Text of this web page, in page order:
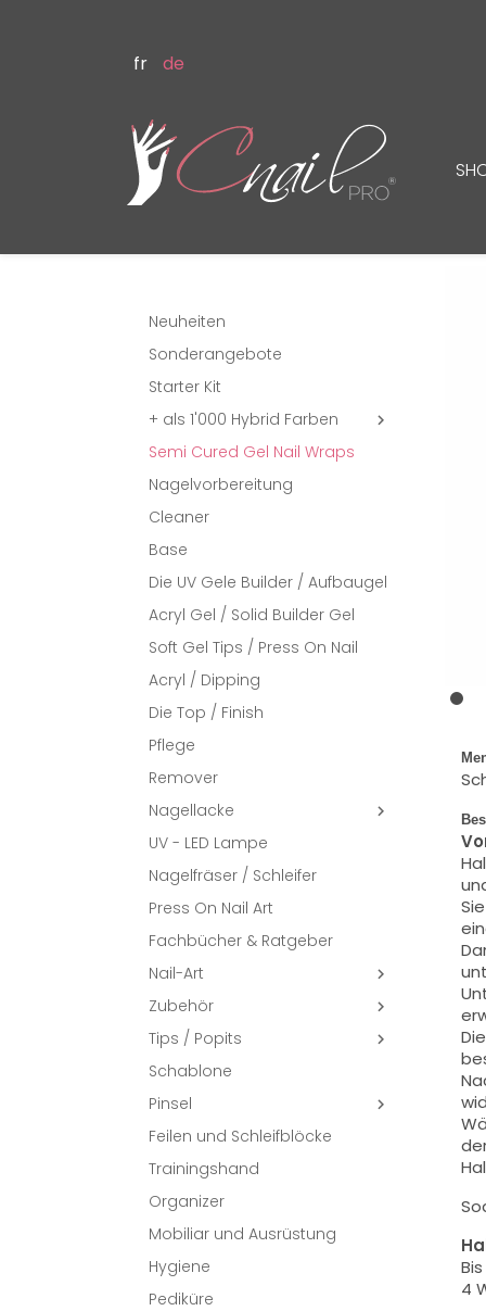
fr de
Neuheiten
Sonderangebote
Starter Kit
+ als 1'000 Hybrid Farben

Semi Cured Gel Nail Wraps
Nagelvorbereitung
Cleaner
Base
Die UV Gele Builder / Aufbaugel
Acryl Gel / Solid Builder Gel
Soft Gel Tips / Press On Nail
Acryl / Dipping
Die Top / Finish
Pflege
Remover
Nagellacke

UV - LED Lampe
Nagelfräser / Schleifer
Press On Nail Art
Fachbücher & Ratgeber
Nail-Art

Zubehör 
Tips / Popits 
Schablone
Pinsel

Feilen und Schleifblöcke
Trainingshand
Organizer
Mobiliar und Ausrüstung
Hygiene
Pediküre
4